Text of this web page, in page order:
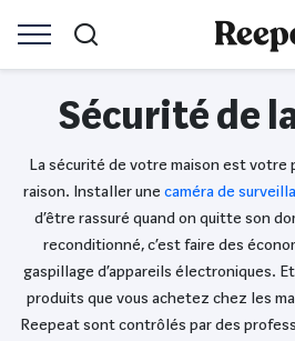
Sécurité de
La sécurité de votre maison est votre
raison. Installer une caméra de
d’être rassuré quand on quitte son
reconditionné, c’est faire des
gaspillage d’appareils électroniques.
produits que vous achetez chez les
Reepeat sont contrôlés par des